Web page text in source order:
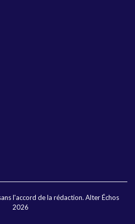
l'accord de la rédaction. Alter Échos
2026